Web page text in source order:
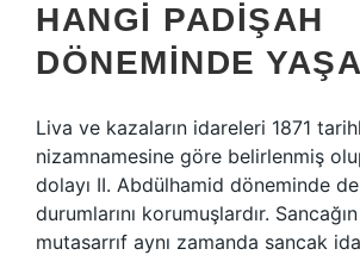
HANGI PADIŞAH
DÖNEMINDE
Liva ve kazaların idareleri 1871
nizamnamesine göre belirlenmiş
dolayı II. Abdülhamid döneminde
durumlarını korumuşlardır.
mutasarrıf aynı zamanda sancak